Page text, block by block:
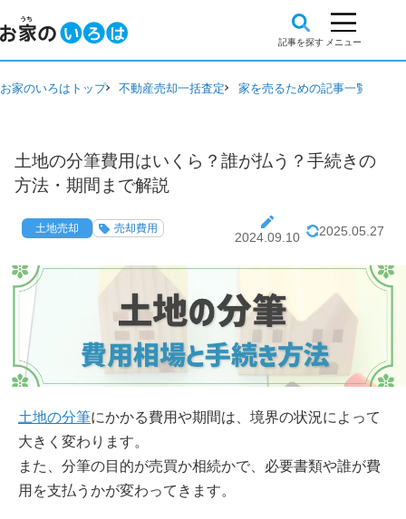
お家のいろはトップ 不動産売却一括査定 家を売るための記事一覧
土地の分筆費用はいくら？誰が払う？手続きの
方法・期間まで解説
土地売却 売却費用
2024.09.10 2025.05.27
土地の分筆にかかる費用や期間は、境界の状況によって
大きく変わります。
また、分筆の目的が売買か相続かで、必要書類や誰が費
用を支払うかが変わってきます。